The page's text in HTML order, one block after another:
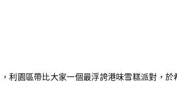
利園區帶比大家一個最浮誇港味雪糕派對，